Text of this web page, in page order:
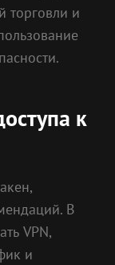
торговли и
к
В
VPN,
и